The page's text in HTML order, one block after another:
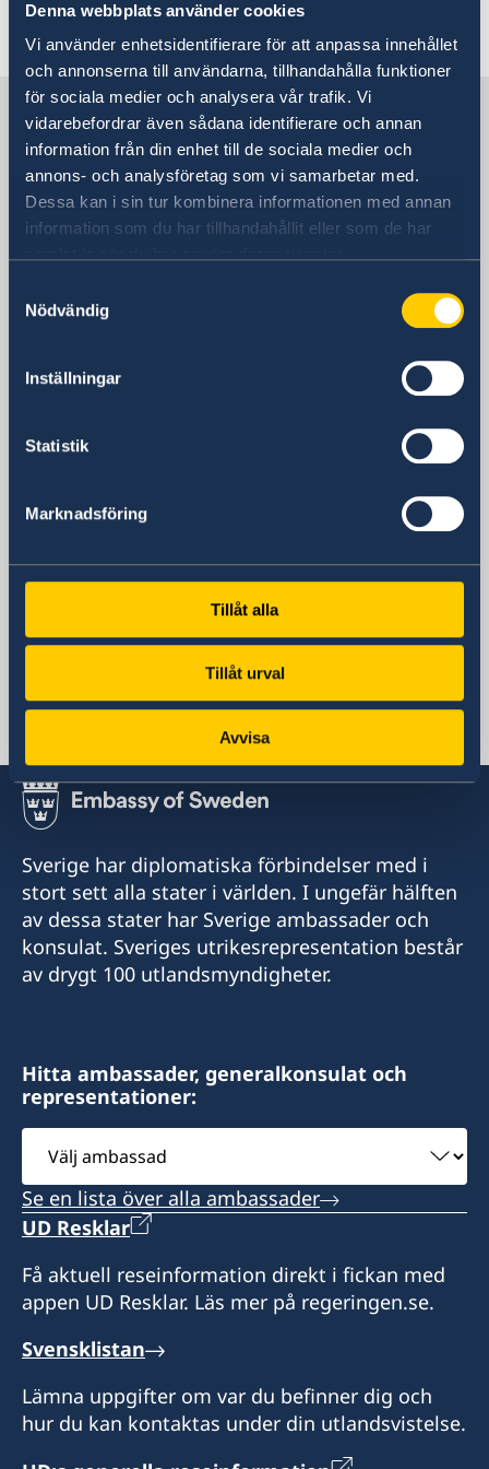
Denna webbplats använder cookies
Vi använder enhetsidentifierare för att anpassa innehållet
och annonserna till användarna, tillhandahålla funktioner
för sociala medier och analysera vår trafik. Vi
vidarebefordrar även sådana identifierare och annan
information från din enhet till de sociala medier och
annons- och analysföretag som vi samarbetar med.
Dessa kan i sin tur kombinera informationen med annan
information som du har tillhandahållit eller som de har
Nödvändig
Inställningar
Statistik
Marknadsföring
Tillåt alla
Tillåt urval
Avvisa
Sverige i Chile
SVERIGES AMBASSAD
Besöksadress
Av. Apoquindo 2929, våning 3
(Närmaste metro: Tobalaba eller El Golf)
Embajada de Suecia
Av. Apoquindo 2929, våning 3
Chile
+56 2 2940 1700
+56 2 2940 1730
E-postadress
Allmänna frågor:
ambassaden.santiago-de-chile@gov.se
Migrationsfrågor:
ambassaden.bogota-migration@gov.se
pass.santiago@gov.se
Sverige har diplomatiska förbindelser med i
stort sett alla stater i världen. I ungefär hälften
av dessa stater har Sverige ambassader och
konsulat. Sveriges utrikesrepresentation består
av drygt 100 utlandsmyndigheter.
Hitta ambassader, generalkonsulat och
representationer:
Välj
ambassad
Se en lista över alla ambassader
UD Resklar
Få aktuell reseinformation direkt i fickan med
appen UD Resklar. Läs mer på regeringen.se.
Svensklistan
Lämna uppgifter om var du befinner dig och
hur du kan kontaktas under din utlandsvistelse.